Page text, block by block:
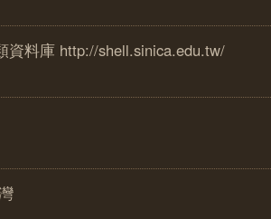
資料庫 http://shell.sinica.edu.tw/